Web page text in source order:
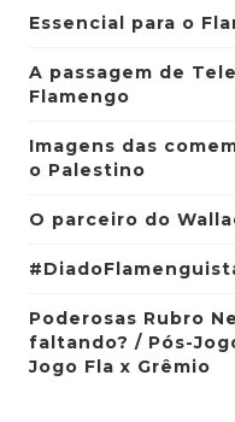
Essencial para o
A passagem de
Flamengo
Imagens das
o Palestino
O parceiro do
Poderosas Rubro
faltando? / Pós-
Jogo Fla x Grêmio